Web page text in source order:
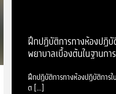
ฝึกปฏิบัติการทางห้องปฏิบั
พยาบาลเบื้องต้นในฐานกา
ฝึกปฏิบัติการทางห้องปฏิบัติการใ
ต […]